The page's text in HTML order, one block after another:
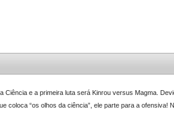
Ciência e a primeira luta será Kinrou versus Magma.
coloca “os olhos da ciência”, ele parte para a ofensiva!